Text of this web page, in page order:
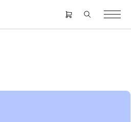
Header
right